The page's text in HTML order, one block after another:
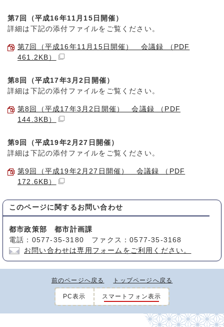
第7回（平成16年11月15日開催）
詳細は下記の添付ファイルをご覧ください。
第7回（平成16年11月15日開催） 会議録 （PDF
461.2KB）
第8回（平成17年3月2日開催）
詳細は下記の添付ファイルをご覧ください。
第8回（平成17年3月2日開催） 会議録 （PDF
144.3KB）
第9回（平成19年2月27日開催）
詳細は下記の添付ファイルをご覧ください。
第9回（平成19年2月27日開催） 会議録 （PDF
172.6KB）
このページに関する お問い合わせ
都市政策部 都市計画課
電話：0577-35-3180 ファクス：0577-35-3168
お問い合わせは専用フォームをご利用ください。
前のページへ戻る トップページへ戻る
PC表示 スマートフォン表示